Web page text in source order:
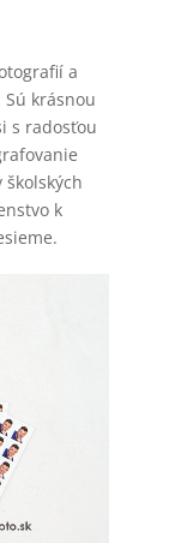
a
krásnou
s radosťou
k